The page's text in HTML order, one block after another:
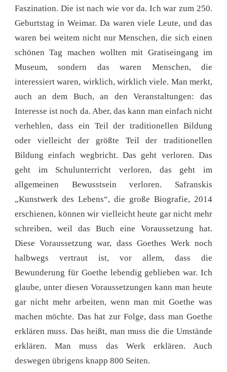
Faszination. Die ist nach wie vor da. Ich war zum 250.
Geburtstag in Weimar. Da waren viele Leute, und das
waren bei weitem nicht nur Menschen, die sich einen
schönen Tag machen wollten mit Gratiseingang im
Museum, sondern das waren Menschen, die
interessiert waren, wirklich, wirklich viele. Man merkt,
auch an dem Buch, an den Veranstaltungen: das
Interesse ist noch da. Aber, das kann man einfach nicht
verhehlen, dass ein Teil der traditionellen Bildung
oder vielleicht der größte Teil der traditionellen
Bildung einfach wegbricht. Das geht verloren. Das
geht im Schulunterricht verloren, das geht im
allgemeinen Bewusstsein verloren. Safranskis
„Kunstwerk des Lebens“, die große Biografie, 2014
erschienen, können wir vielleicht heute gar nicht mehr
schreiben, weil das Buch eine Voraussetzung hat.
Diese Voraussetzung war, dass Goethes Werk noch
halbwegs vertraut ist, vor allem, dass die
Bewunderung für Goethe lebendig geblieben war. Ich
glaube, unter diesen Voraussetzungen kann man heute
gar nicht mehr arbeiten, wenn man mit Goethe was
machen möchte. Das hat zur Folge, dass man Goethe
erklären muss. Das heißt, man muss die die Umstände
erklären. Man muss das Werk erklären. Auch
deswegen übrigens knapp 800 Seiten.